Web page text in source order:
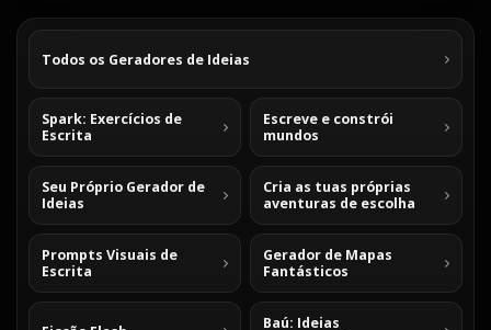
Todos os Geradores de Ideias
Spark: Exercícios de
Escrita
Escreve e constrói
mundos
Seu Próprio Gerador de
Ideias
Cria as tuas próprias
aventuras de escolha
Prompts Visuais de
Escrita
Gerador de Mapas
Fantásticos
Baú: Ideias